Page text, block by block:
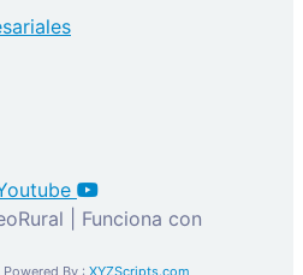
| Funciona con
Powered By : XYZScripts.com